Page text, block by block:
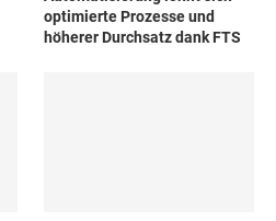
optimierte Prozesse und
höherer Durchsatz dank FTS